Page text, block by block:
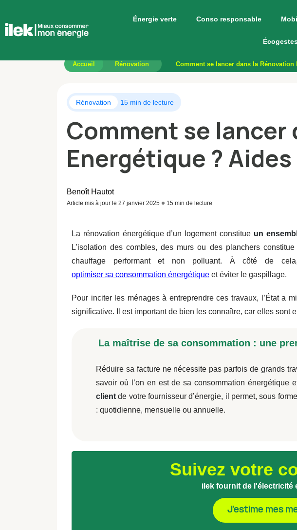
Énergie verte Conso responsable
Accueil Rénovation Comment se lancer dans la
Rénovation 15 min de lecture
Comment se lancer
Energétique ? Aides
Benoît Hautot
Article mis à jour le 27 janvier 2025 15 min de lecture
La rénovation énergétique d’un logement constitue un
L’isolation des combles, des murs ou des planchers
chauffage performant et non polluant. À côté de
optimiser sa consommation énergétique et éviter le gaspillage.
Pour inciter les ménages à entreprendre ces travaux, l’État a
significative. Il est important de bien les connaître, car elles sont
La maîtrise de sa consommation : une
Réduire sa facture ne nécessite pas parfois de grands
savoir où l’on en est de sa consommation énergétique
client de votre fournisseur d’énergie, il permet, sous
: quotidienne, mensuelle ou annuelle.
Suivez votre
ilek fournit de l'électricité
J'estime mes